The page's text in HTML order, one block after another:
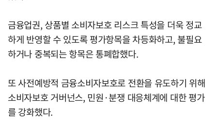
금융업권, 상품별 소비자보호 리스크 특성을 더욱 정교
하게 반영할 수 있도록 평가항목을 차등화하고, 불필요
하거나 중복되는 항목은 통폐합했다.
또 사전예방적 금융소비자보호로 전환을 유도하기 위해
소비자보호 거버넌스, 민원·분쟁 대응체계에 대한 평가
를 강화했다.